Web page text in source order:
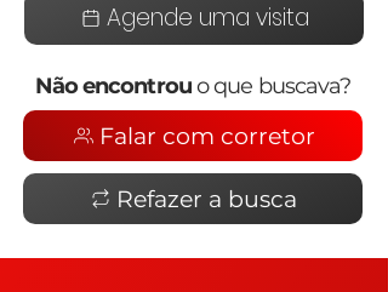
Agende uma visita
Não encontrouo que buscava?
Falar com corretor
Refazer a busca